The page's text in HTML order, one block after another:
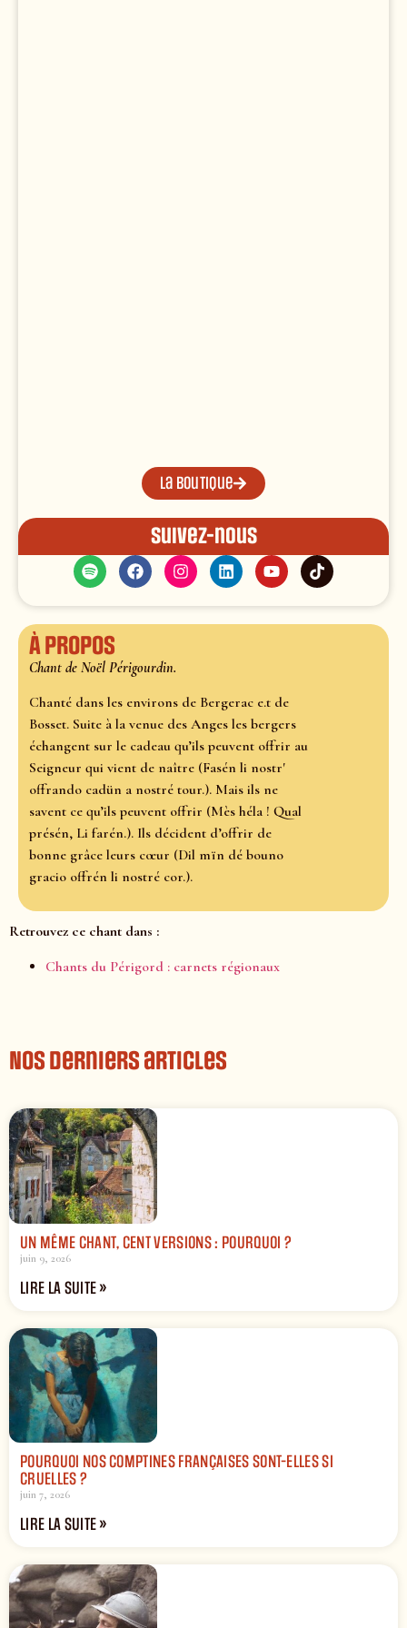
La boutique
Suivez-nous
À propos
Chant de Noël Périgourdin.
Chanté dans les environs de Bergerac e.t de
Bosset. Suite à la venue des Anges les bergers
échangent sur le cadeau qu’ils peuvent offrir au
Seigneur qui vient de naître (Fasén li nostr'
offrando cadün a nostré tour.). Mais ils ne
savent ce qu’ils peuvent offrir (Mès héla ! Qual
présén, Li farén.). Ils décident d’offrir de
bonne grâce leurs cœur (Dil mïn dé bouno
gracio offrén li nostré cor.).
Retrouvez ce chant dans :
Chants du Périgord : carnets régionaux
Nos derniers articles
UN MÊME CHANT, CENT VERSIONS : POURQUOI ?
juin 9, 2026
LIRE LA SUITE »
POURQUOI NOS COMPTINES FRANÇAISES SONT-ELLES SI
CRUELLES ?
juin 7, 2026
LIRE LA SUITE »